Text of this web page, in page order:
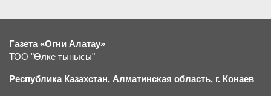
Газета «Огни Алатау»
ТОО "Өлке тынысы"
Республика Казахстан, Алматинская область, г. Конаев